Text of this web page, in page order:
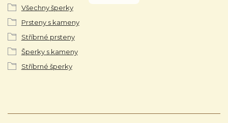
Všechny šperky
Prsteny s kameny
Stříbrné prsteny
Šperky s kameny
Stříbrné šperky